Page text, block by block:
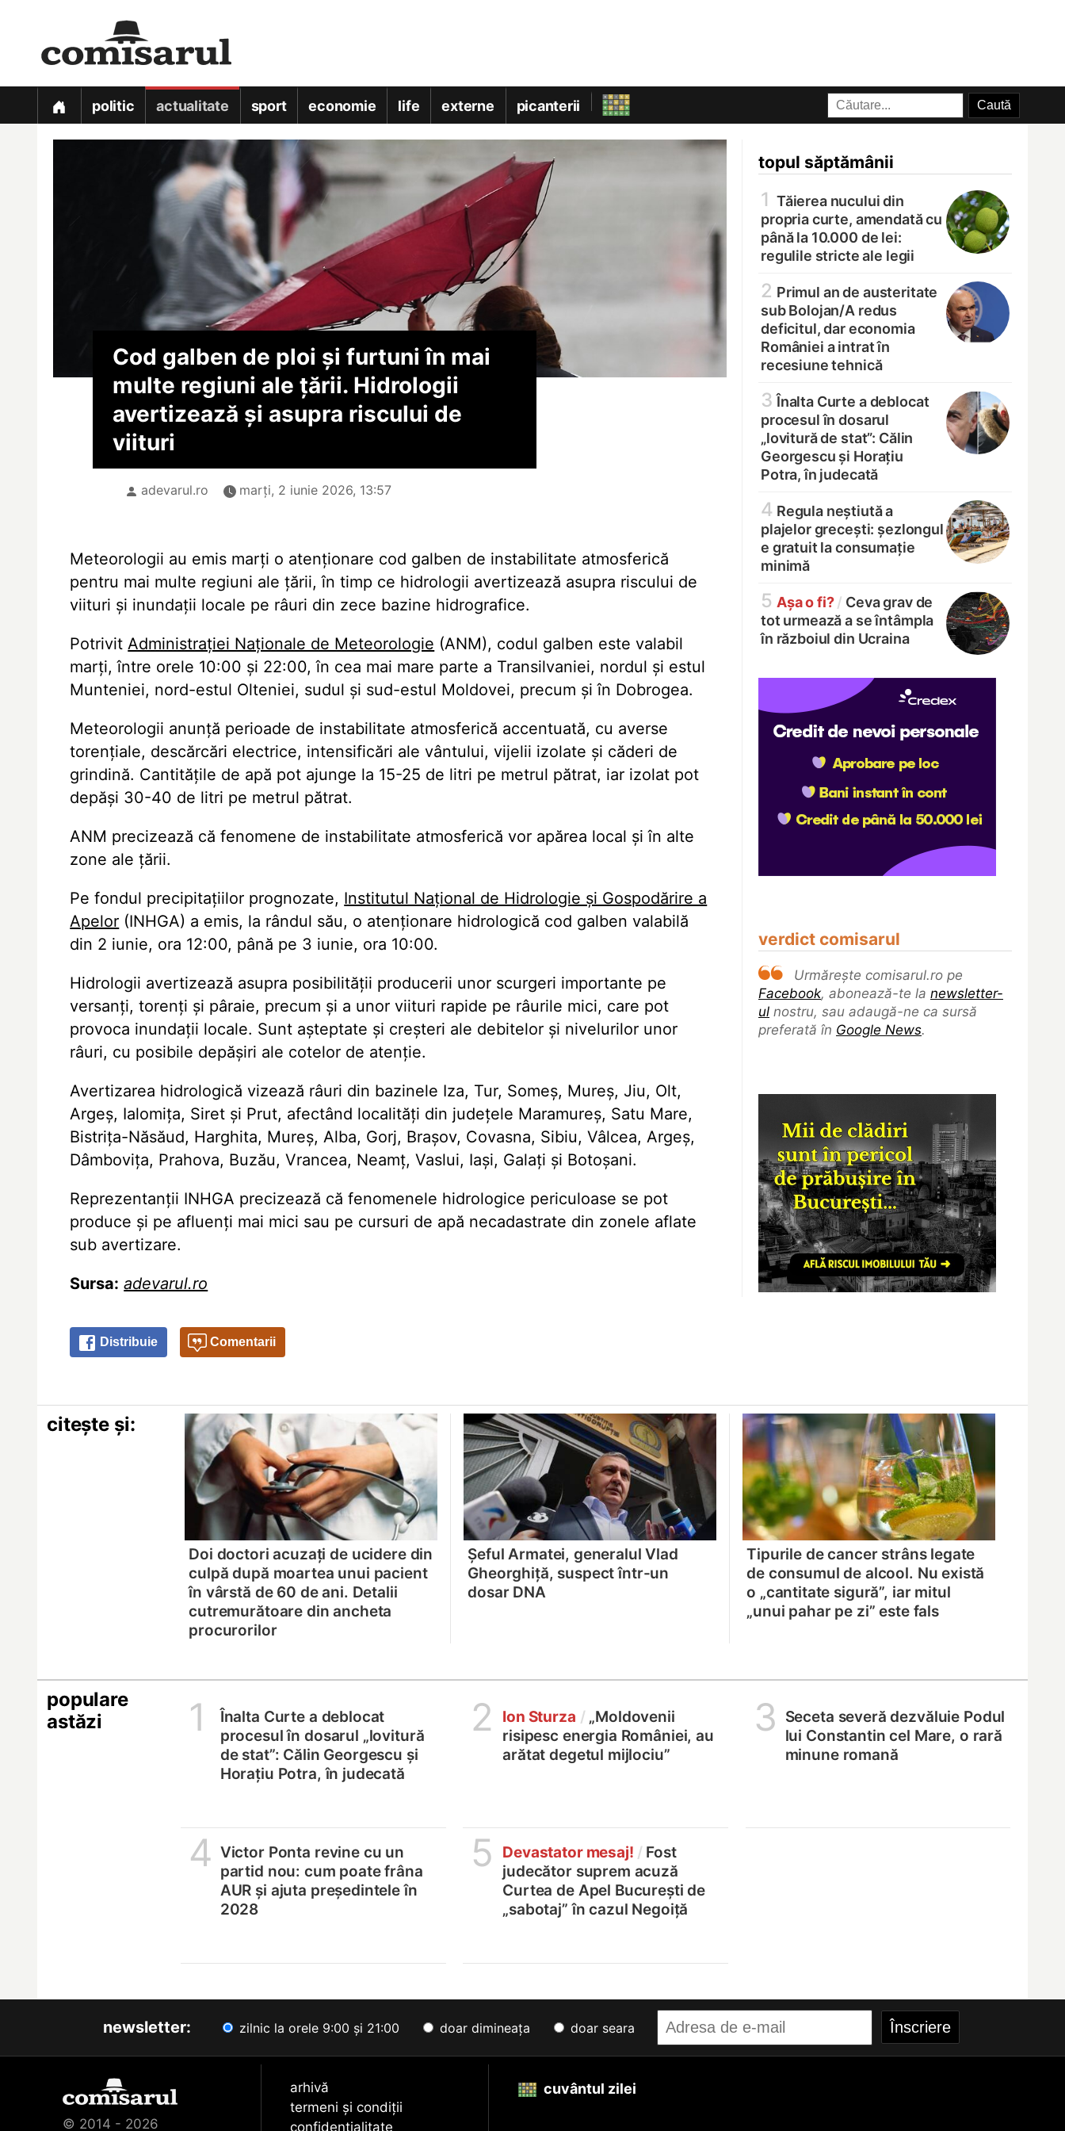
politic actualitate sport economie life externe picanterii
topul săptămânii
1 Tăierea nucului din
propria curte, amendată cu
până la 10.000 de lei:
regulile stricte ale legii
2 Primul an de austeritate
sub Bolojan/A redus
deficitul, dar economia
României a intrat în
recesiune tehnică
3 Înalta Curte a deblocat
procesul în dosarul
„lovitură de stat”: Călin
Georgescu și Horațiu
Potra, în judecată
4 Regula neștiută a
plajelor grecești: șezlongul
e gratuit la consumație
minimă
5 Așa o fi? / Ceva grav de
tot urmează a se întâmpla
în războiul din Ucraina
verdict comisarul
Urmărește comisarul.ro pe
Facebook, abonează-te la newsletter-
ul nostru, sau adaugă-ne ca sursă
preferată în Google News.
Cod galben de ploi și furtuni în mai
multe regiuni ale țării. Hidrologii
avertizează și asupra riscului de
viituri
adevarul.ro marți, 2 iunie 2026, 13:57
Meteorologii au emis marți o atenționare cod galben de instabilitate atmosferică
pentru mai multe regiuni ale țării, în timp ce hidrologii avertizează asupra riscului de
viituri și inundații locale pe râuri din zece bazine hidrografice.
PotrivitAdministrației Naționale de Meteorologie (ANM), codul galben este valabil
marți, între orele 10:00 și 22:00, în cea mai mare parte a Transilvaniei, nordul și estul
Munteniei, nord-estul Olteniei, sudul și sud-estul Moldovei, precum și în Dobrogea.
Meteorologii anunță perioade de instabilitate atmosferică accentuată, cu averse
torențiale, descărcări electrice, intensificări ale vântului, vijelii izolate și căderi de
grindină. Cantitățile de apă pot ajunge la 15-25 de litri pe metrul pătrat, iar izolat pot
depăși 30-40 de litri pe metrul pătrat.
ANM precizează că fenomene de instabilitate atmosferică vor apărea local și în alte
zone ale țării.
Pe fondul precipitațiilor prognozate, Institutul Național de Hidrologie și Gospodărire a
Apelor (INHGA) a emis, la rândul său, o atenționare hidrologică cod galben valabilă
din 2 iunie, ora 12:00, până pe 3 iunie, ora 10:00.
Hidrologii avertizează asupra posibilității producerii unor scurgeri importante pe
versanți, torenți și pâraie, precum și a unor viituri rapide pe râurile mici, care pot
provoca inundații locale. Sunt așteptate și creșteri ale debitelor și nivelurilor unor
râuri, cu posibile depășiri ale cotelor de atenție.
Avertizarea hidrologică vizează râuri din bazinele Iza, Tur, Someș, Mureș, Jiu, Olt,
Argeș, Ialomița, Siret și Prut, afectând localități din județele Maramureș, Satu Mare,
Bistrița-Năsăud, Harghita, Mureș, Alba, Gorj, Brașov, Covasna, Sibiu, Vâlcea, Argeș,
Dâmbovița, Prahova, Buzău, Vrancea, Neamț, Vaslui, Iași, Galați și Botoșani.
Reprezentanții INHGA precizează că fenomenele hidrologice periculoase se pot
produce și pe afluenți mai mici sau pe cursuri de apă necadastrate din zonele aflate
sub avertizare.
Sursa: adevarul.ro
Distribuie Comentarii
citește și:
Doi doctori acuzați de ucidere din
culpă după moartea unui pacient
în vârstă de 60 de ani. Detalii
cutremurătoare din ancheta
procurorilor
Șeful Armatei, generalul Vlad
Gheorghiță, suspect într-un
dosar DNA
Tipurile de cancer strâns legate
de consumul de alcool. Nu există
o „cantitate sigură”, iar mitul
„unui pahar pe zi” este fals
populare
astăzi
1
Înalta Curte a deblocat
procesul în dosarul „lovitură
de stat”: Călin Georgescu și
Horațiu Potra, în judecată
2 Ion Sturza / „Moldovenii
risipesc energia României, au
arătat degetul mijlociu”
3
Seceta severă dezvăluie Podul
lui Constantin cel Mare, o rară
minune romană
4 Victor Ponta revine cu un
partid nou: cum poate frâna
AUR și ajuta președintele în
2028
5 Devastator mesaj! / Fost
judecător suprem acuză
Curtea de Apel București de
„sabotaj” în cazul Negoiță
newsletter: zilnic la orele 9:00 și 21:00 doar dimineața doar seara
© 2014 - 2026
arhivă
termeni și condiții
confidențialitate
cuvântul zilei